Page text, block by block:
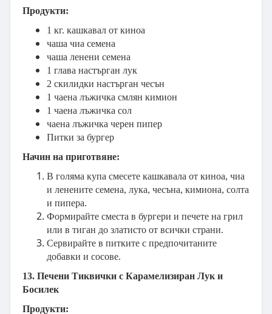
Продукти:
1 кг. кашкавал от киноа
чаша чиа семена
чаша ленени семена
1 глава настърган лук
2 скилидки настърган чесън
1 чаена лъжичка смлян кимион
1 чаена лъжичка сол
чаена лъжичка черен пипер
Питки за бургер
Начин на приготвяне:
В голяма купа смесете кашкавала от киноа, чиа
и ленените семена, лука, чесъна, кимиона, солта
и пипера.
Формирайте сместа в бургери и печете на грил
или в тиган до златисто от всички страни.
Сервирайте в питките с предпочитаните
добавки и сосове.
13. Печени Тиквички с Карамелизиран Лук и
Босилек
Продукти: